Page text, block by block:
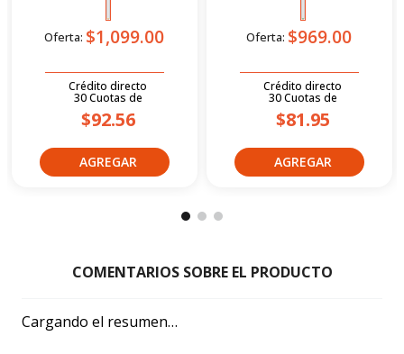
Oferta: $1,099.00
Crédito directo
30Cuotas de
$92.56
Oferta: $969.00
Crédito directo
30Cuotas de
$81.95
Cargando el resumen…